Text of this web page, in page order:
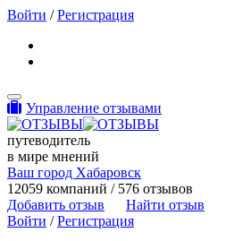
Войти /Регистрация
Toggle navigation
Управление отзывами
путеводитель
в мире мнений
Ваш город Хабаровск
12059 компаний / 576 отзывов
Добавить отзыв
Найти отзыв
Войти /Регистрация